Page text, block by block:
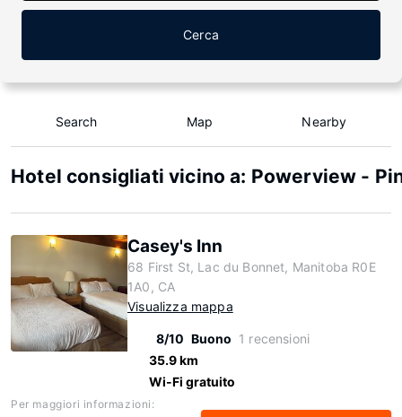
Cerca
Search Map Nearby
Hotel consigliati vicino a: Powerview -
Casey's Inn
68 First St, Lac du Bonnet, Manitoba R0E
1A0, CA
Visualizza mappa
8/10 Buono 1 recensioni
35.9 km
Wi-Fi gratuito
Per maggiori informazioni: